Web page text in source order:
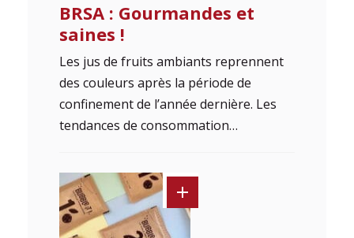
BRSA : Gourmandes et
saines !
Les jus de fruits ambiants reprennent
des couleurs après la période de
confinement de l’année dernière. Les
tendances de consommation…